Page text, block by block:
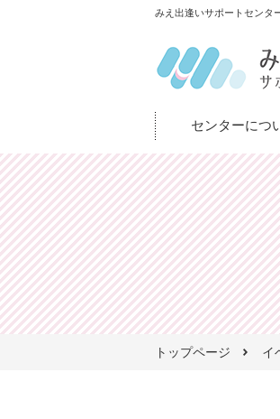
みえ出逢いサポートセンタ
センターにつ
トップページ イ